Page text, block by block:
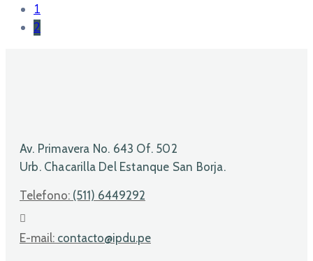
1
2
Av. Primavera No. 643 Of. 502
Urb. Chacarilla Del Estanque San Borja.
Telefono: (511) 6449292
E-mail: contacto@ipdu.pe